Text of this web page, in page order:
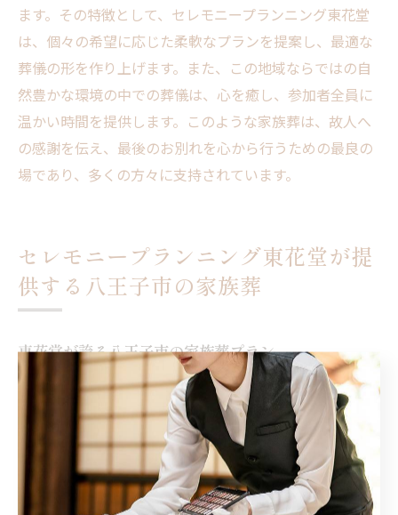
ます。その特徴として、セレモニープランニング東花堂
は、個々の希望に応じた柔軟なプランを提案し、最適な
葬儀の形を作り上げます。また、この地域ならではの自
然豊かな環境の中での葬儀は、心を癒し、参加者全員に
温かい時間を提供します。このような家族葬は、故人へ
の感謝を伝え、最後のお別れを心から行うための最良の
場であり、多くの方々に支持されています。
セレモニープランニング東花堂が提
供する八王子市の家族葬
東花堂が誇る八王子市の家族葬プラン
セレモニープランニング東花堂では、八王子市での家族
葬に特化した多様なプランを誇ります。家族葬とは故人
を親しい家族や友人のみで見送るため、個別の希望にき
め細かく応じる必要があります。たとえば、生前の思い
出を活かしたセレモニーや、故人が愛した場所を背景に